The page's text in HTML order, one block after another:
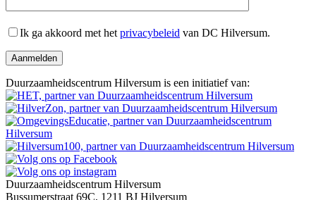
dit
leeg
te
laten.
dit
leeg
laten.
Ik ga akkoord met het privacybeleid van DC Hilversum.
Duurzaamheidscentrum Hilversum is een initiatief van:
Duurzaamheidscentrum Hilversum
Bussumerstraat 69C, 1211 BJ Hilversum